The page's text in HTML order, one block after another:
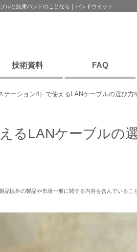
ルと結束バンドのことなら｜パンドウイット
技術資料 FAQ
テーション4）で使えるLANケーブルの選び方
るLANケーブルの選
以外の製品や市場一般に関する内容を含んでいるこ